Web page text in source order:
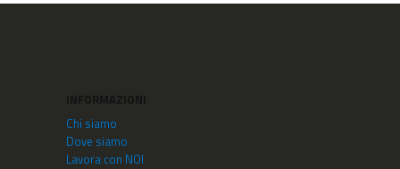
Chi siamo
Dove siamo
Lavora con NOI